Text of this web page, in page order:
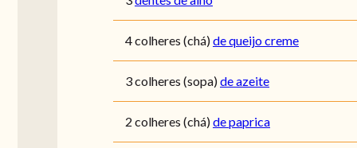
4colheres (chá)de queijo creme
3colheres (sopa)de azeite
2 colheres (chá)de paprica